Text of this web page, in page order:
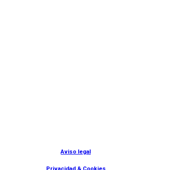
Aviso legal
Privacidad & Cookies